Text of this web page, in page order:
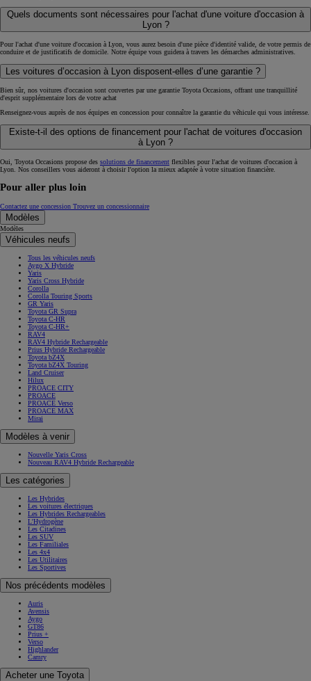
Quels documents sont nécessaires pour l'achat d'une voiture d'occasion à
Lyon ?
Pour l'achat d'une voiture d'occasion à Lyon, vous aurez besoin d'une pièce d'identité valide, de votre permis de
conduire et de justificatifs de domicile. Notre équipe vous guidera à travers les démarches administratives.
Les voitures d’occasion à Lyon disposent-elles d’une garantie ?
Bien sûr, nos voitures d'occasion sont couvertes par une garantie Toyota Occasions, offrant une tranquillité
d'esprit supplémentaire lors de votre achat
Renseignez-vous auprès de nos équipes en concession pour connaître la garantie du véhicule qui vous intéresse.
Existe-t-il des options de financement pour l'achat de voitures d'occasion
à Lyon ?
Oui, Toyota Occasions propose des solutions de financement flexibles pour l'achat de voitures d'occasion à
Lyon. Nos conseillers vous aideront à choisir l'option la mieux adaptée à votre situation financière.
Pour aller plus loin
Contactez une concession Trouvez un concessionnaire
Modèles
Modèles
Véhicules neufs
Tous les véhicules neufs
Aygo X Hybride
Yaris
Yaris Cross Hybride
Corolla
Corolla Touring Sports
GR Yaris
Toyota GR Supra
Toyota C-HR
Toyota C-HR+
RAV4
RAV4 Hybride Rechargeable
Prius Hybride Rechargeable
Toyota bZ4X
Toyota bZ4X Touring
Land Cruiser
Hilux
PROACE CITY
PROACE
PROACE Verso
PROACE MAX
Mirai
Modèles à venir
Nouvelle Yaris Cross
Nouveau RAV4 Hybride Rechargeable
Les catégories
Les Hybrides
Les voitures électriques
Les Hybrides Rechargeables
L'Hydrogène
Les Citadines
Les SUV
Les Familiales
Les 4x4
Les Utilitaires
Les Sportives
Nos précédents modèles
Auris
Avensis
Aygo
GT86
Prius +
Verso
Highlander
Camry
Acheter une Toyota